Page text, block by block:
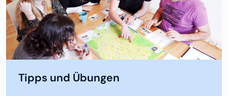
Tipps und Übungen